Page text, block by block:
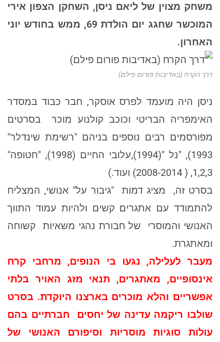
משחק מצוין של ליאם ניסן, השחקן הצפון אירי
המוכשר שחגג יום הולדת 69, ממש בחודש יוני
האחרון.
דרך הקרח (באדיבות פורום פילם)
ניסן היה מועמד לפרס אוסקר, חבר כבוד במסדר
האימפריה הבריטי וכוכב קולנוע מוכר בסרטים
מפורסמים רבים נוספים בניהם "רשימת שינדלר"
1993), "נל "(1994),עלובי החיים (1998), "חטופה"
1,2,3, ( 2008-2014) ועוד.)
בסרט זה, מציג דמות "גיבור על" אנושי, המצליח
להתמודד עם אתגרים קשים ולהיות עמוד התווך
האנושי והמוסרי של חבורת נהגי משאיות קשוחה
ומאתגרת.
מעבר לעלילה, נגעו בי הנופים, מרחבי קרח
אינסופיים, מאתגרים, תנאי מזג האויר בלתי
אפשריים והלא מוכרים בארצנו היוקדת. בסרט
שולבו ריקמה עדינה של יחסים חברתיים בהם
עולות סוגיות מוסריות וסיפורם האנושי של